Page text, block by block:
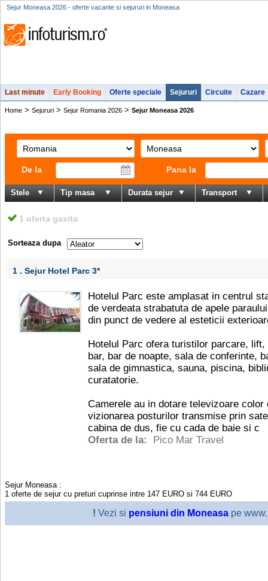
Sejur Moneasa 2026 - oferte vacante si sejururi in Moneasa
Last minute Early Booking Oferte speciale Sejururi Circuite Cazare
Home > Sejururi > Sejur Romania 2026 > Sejur Moneasa 2026
De la Pana la
Stele Tip masa Durata sejur Transport
1 oferta gasita
Sorteaza dupa
1 . Sejur Hotel Parc 3*
Hotelul Parc este amplasat in centrul
de verdeata strabatuta de apele
din punct de vedere al esteticii
Hotelul Parc ofera turistilor parcare,
bar, bar de noapte, sala de conferinte,
sala de gimnastica, sauna, piscina,
curatatorie.
Camerele au in dotare televizoare color
vizionarea posturilor transmise prin
cabina de dus, fie cu cada de baie si c
Oferta de la:
Pico Mar Travel
Sejur Moneasa :
1 oferte de sejur cu preturi cuprinse intre 147 EURO si 744 EURO
! Vezi si pensiuni din Moneasape